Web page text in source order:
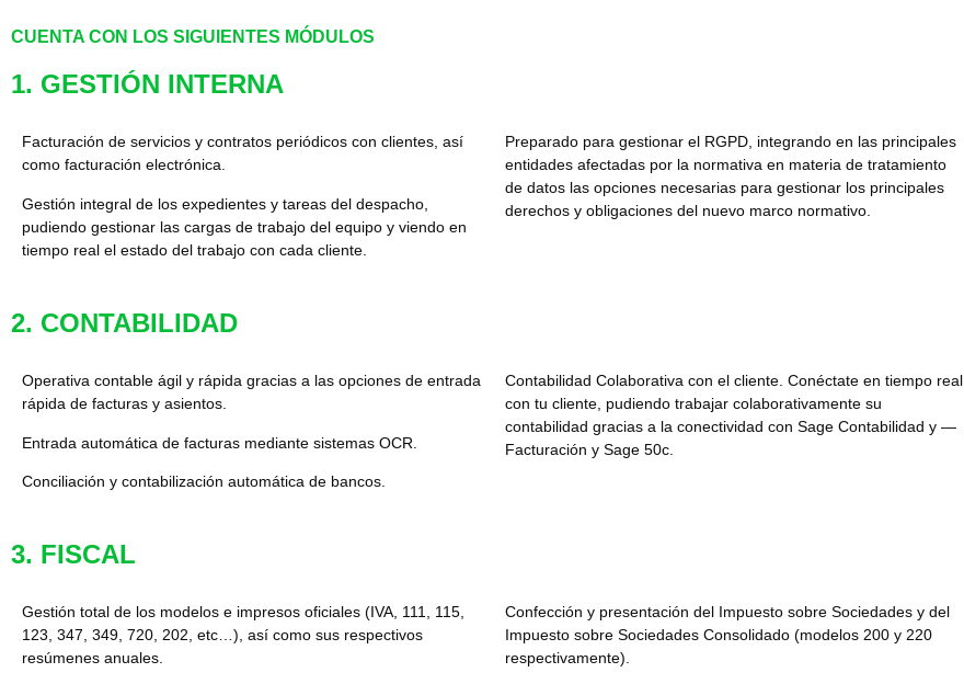
CUENTA CON LOS SIGUIENTES MÓDULOS
1. GESTIÓN INTERNA
Facturación de servicios y contratos periódicos con clientes, así
como facturación electrónica.
Gestión integral de los expedientes y tareas del despacho,
pudiendo gestionar las cargas de trabajo del equipo y viendo en
tiempo real el estado del trabajo con cada cliente.
Preparado para gestionar el RGPD, integrando en las principales
entidades afectadas por la normativa en materia de tratamiento
de datos las opciones necesarias para gestionar los principales
derechos y obligaciones del nuevo marco normativo.
2. CONTABILIDAD
Operativa contable ágil y rápida gracias a las opciones de entrada
rápida de facturas y asientos.
Entrada automática de facturas mediante sistemas OCR.
Conciliación y contabilización automática de bancos.
Contabilidad Colaborativa con el cliente. Conéctate en tiempo real
con tu cliente, pudiendo trabajar colaborativamente su
contabilidad gracias a la conectividad con Sage Contabilidad y —
Facturación y Sage 50c.
3. FISCAL
Gestión total de los modelos e impresos oficiales (IVA, 111, 115,
123, 347, 349, 720, 202, etc…), así como sus respectivos
resúmenes anuales.
Confección y presentación del Impuesto sobre Sociedades y del
Impuesto sobre Sociedades Consolidado (modelos 200 y 220
respectivamente).